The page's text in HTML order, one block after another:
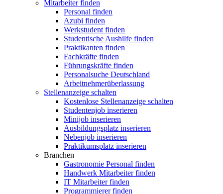
Mitarbeiter finden
Personal finden
Azubi finden
Werkstudent finden
Studentische Aushilfe finden
Praktikanten finden
Fachkräfte finden
Führungskräfte finden
Personalsuche Deutschland
Arbeitnehmerüberlassung
Stellenanzeige schalten
Kostenlose Stellenanzeige schalten
Studentenjob inserieren
Minijob inserieren
Ausbildungsplatz inserieren
Nebenjob inserieren
Praktikumsplatz inserieren
Branchen
Gastronomie Personal finden
Handwerk Mitarbeiter finden
IT Mitarbeiter finden
Programmierer finden